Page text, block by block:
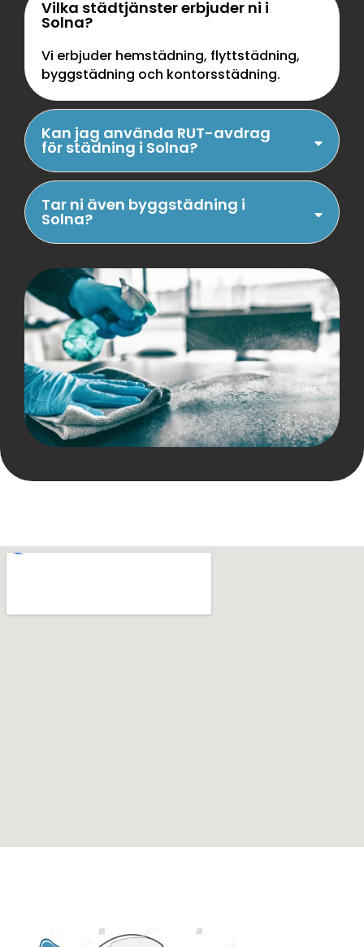
Vilka städtjänster erbjuder ni i
Solna?
Vi erbjuder hemstädning, flyttstädning,
byggstädning och kontorsstädning.
Kan jag använda RUT-avdrag
för städning i Solna?
Tar ni även byggstädning i
Solna?